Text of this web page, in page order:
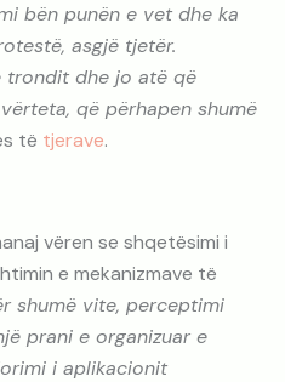
bën punën e vet dhe ka
asgjë tjetër.
trondit dhe jo atë që
që përhapen shumë
të tjerave.
vëren se shqetësimi i
e mekanizmave të
shumë vite, perceptimi
prani e organizuar e
i aplikacionit